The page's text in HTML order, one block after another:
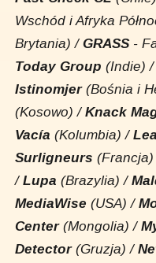
Wschód i Afryka
Brytania) /GRASS -
Today Group (Indie)
Istinomjer(Bośnia i
(Kosowo) /Knack
Vacía (Kolumbia) /
Surligneurs
/Lupa(Brazylia) /
MediaWise(USA) /
Center(Mongolia) /
Detector(Gruzja) /